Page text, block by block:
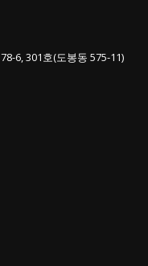
78-6, 301호(도봉동 575-11)